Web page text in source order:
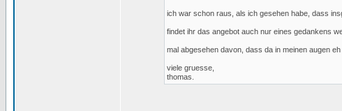
ich war schon raus, als ich gesehen habe, dass
findet ihr das angebot auch nur eines gedankens
mal abgesehen davon, dass da in meinen augen
viele gruesse,
thomas.